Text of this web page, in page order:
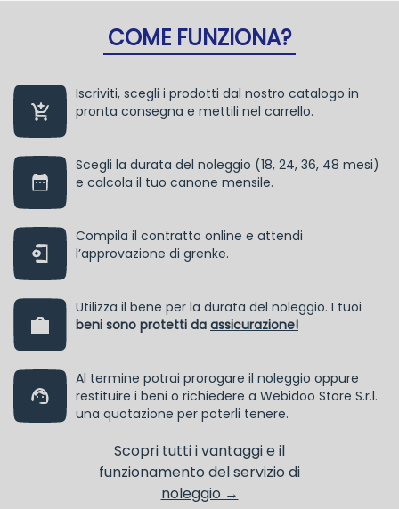
COME FUNZIONA?
Iscriviti, scegli i prodotti dal nostro catalogo in
pronta consegna e mettili nel carrello.
Scegli la durata del noleggio (18, 24, 36, 48 mesi)
e calcola il tuo canone mensile.
Compila il contratto online e attendi
l’approvazione di grenke.
Utilizza il bene per la durata del noleggio. I tuoi
beni sono protetti da assicurazione!
Al termine potrai prorogare il noleggio oppure
restituire i beni o richiedere a Webidoo Store S.r.l.
una quotazione per poterli tenere.
Scopri tutti i vantaggi e il
funzionamento del servizio di
noleggio →